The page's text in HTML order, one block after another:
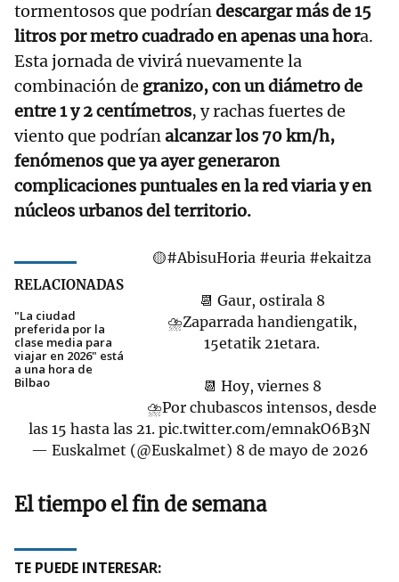
tormentosos que podríandescargar más de 15
litros por metro cuadrado en apenas una hora.
Esta jornada de vivirá nuevamente la
combinación de granizo, con un diámetro de
entre 1 y 2 centímetros, y rachas fuertes de
viento que podríanalcanzar los 70 km/h,
fenómenos que ya ayer generaron
complicaciones puntuales en la red viaria y en
núcleos urbanos del territorio.
RELACIONADAS
"La ciudad
preferida por la
clase media para
viajar en 2026" está
a una hora de
Bilbao
🟡#AbisuHoria #euria #ekaitza
📆 Gaur, ostirala 8
⛈Zaparrada handiengatik,
15etatik 21etara.
📆 Hoy, viernes 8
⛈Por chubascos intensos, desde
las 15 hasta las 21. pic.twitter.com/emnakO6B3N
— Euskalmet (@Euskalmet) 8 de mayo de 2026
El tiempo el fin de semana
TE PUEDE INTERESAR: